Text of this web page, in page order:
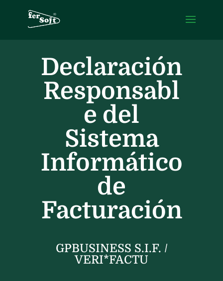
Declaración
Responsabl
e del
Sistema
Informático
de
Facturación
GPBUSINESS S.I.F. /
VERI*FACTU